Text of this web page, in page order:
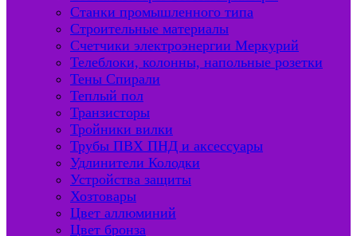
Станки промышленного типа
Строительные материалы
Счетчики электроэнергии Меркурий
Телеблоки, колонны, напольные розетки
Тены Спирали
Теплый пол
Транзисторы
Тройники вилки
Трубы ПВХ ПНД и аксессуары
Удлинители Колодки
Устройства защиты
Хозтовары
Цвет аллюминий
Цвет бронза